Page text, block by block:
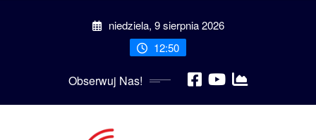
niedziela, 9 sierpnia 2026
12:50
Obserwuj Nas!